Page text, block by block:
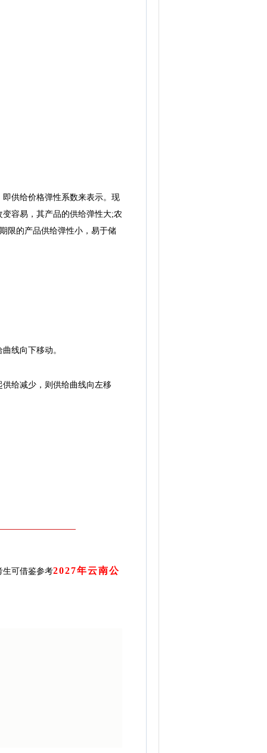
供给价格弹性系数来表示。现
容易，其产品的供给弹性大;农
限的产品供给弹性小，易于储
线向下移动。
给减少，则供给曲线向左移
生可借鉴参考2027年云南公